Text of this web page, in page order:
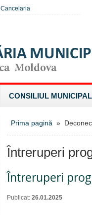
Cancelaria
CONSILIUL MUNICIPAL
Prima pagină »
Întreruperi
Întreruperi
Publicat: 26.01.2025